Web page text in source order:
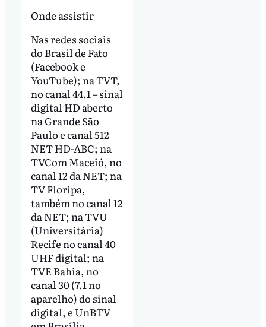
Onde assistir
Nas redes sociais
do Brasil de Fato
(Facebook e
YouTube); na TVT,
no canal 44.1 – sinal
digital HD aberto
na Grande São
Paulo e canal 512
NET HD-ABC; na
TVCom Maceió, no
canal 12 da NET; na
TV Floripa,
também no canal 12
da NET; na TVU
(Universitária)
Recife no canal 40
UHF digital; na
TVE Bahia, no
canal 30 (7.1 no
aparelho) do sinal
digital, e UnBTV